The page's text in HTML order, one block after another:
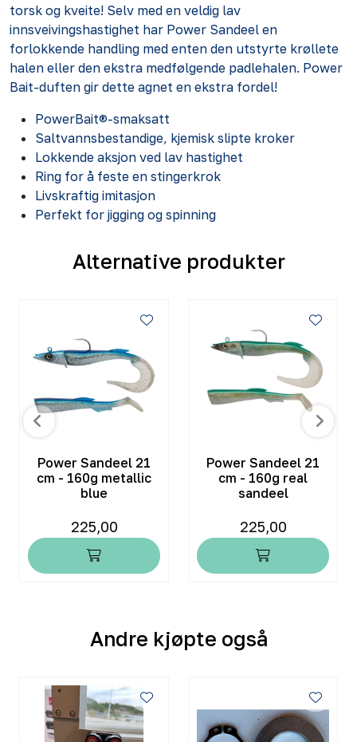
torsk og kveite! Selv med en veldig lav
innsveivingshastighet har Power Sandeel en
forlokkende handling med enten den utstyrte krøllete
halen eller den ekstra medfølgende padlehalen. Power
Bait-duften gir dette agnet en ekstra fordel!
PowerBait®-smaksatt
Saltvannsbestandige, kjemisk slipte kroker
Lokkende aksjon ved lav hastighet
Ring for å feste en stingerkrok
Livskraftig imitasjon
Perfekt for jigging og spinning
Alternative produkter
Power Sandeel 21
cm - 160g metallic
blue
225,00
Power Sandeel 21
cm - 160g real
sandeel
225,00
Andre kjøpte også